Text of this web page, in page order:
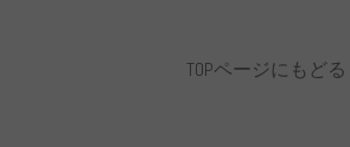
TOPページにもどる